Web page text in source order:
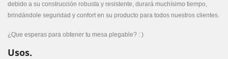
debido a su construcción robusta y resistente, durará muchísimo tiempo,
¿Que esperas para obtener tu mesa plegable? : )
Usos.